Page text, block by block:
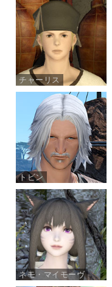
チャーリス
トビン
ネモ・マイモーヴ